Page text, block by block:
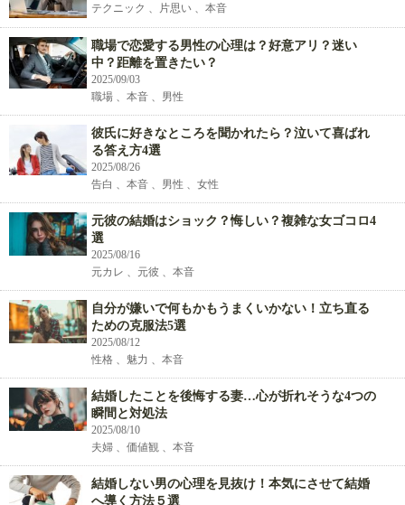
テクニック 、片思い 、本音
職場で恋愛する男性の心理は？好意アリ？迷い
中？距離を置きたい？
2025/09/03
職場 、本音 、男性
彼氏に好きなところを聞かれたら？泣いて喜ばれ
る答え方4選
2025/08/26
告白 、本音 、男性 、女性
元彼の結婚はショック？悔しい？複雑な女ゴコロ4
選
2025/08/16
元カレ 、元彼 、本音
自分が嫌いで何もかもうまくいかない！立ち直る
ための克服法5選
2025/08/12
性格 、魅力 、本音
結婚したことを後悔する妻…心が折れそうな4つの
瞬間と対処法
2025/08/10
夫婦 、価値観 、本音
結婚しない男の心理を見抜け！本気にさせて結婚
へ導く方法５選